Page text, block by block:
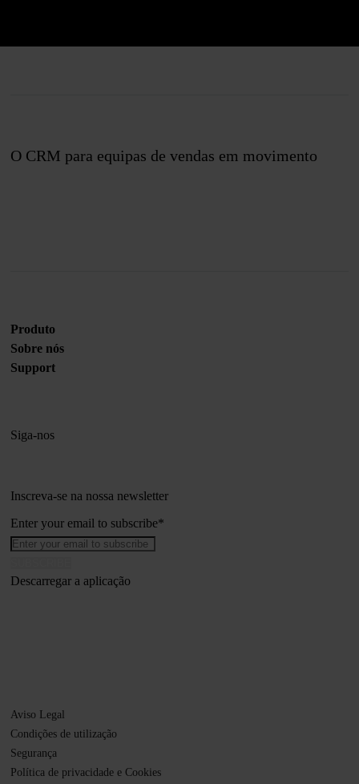
O CRM para equipas de vendas em movimento
Produto
Sobre nós
Support
Siga-nos
Inscreva-se na nossa newsletter
Enter your email to subscribe*
Descarregar a aplicação
Aviso Legal
Condições de utilização
Segurança
Política de privacidade e Cookies